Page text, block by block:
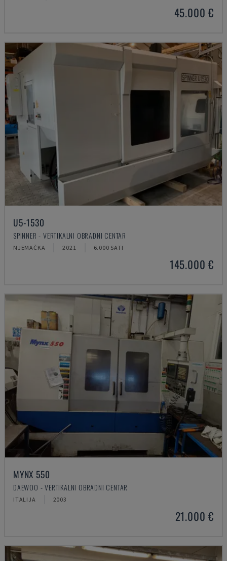
45.000 €
U5-1530
SPINNER - VERTIKALNI OBRADNI CENTAR
NJEMAČKA 2021 6.000 SATI
145.000 €
MYNX 550
DAEWOO - VERTIKALNI OBRADNI CENTAR
ITALIJA 2003
21.000 €